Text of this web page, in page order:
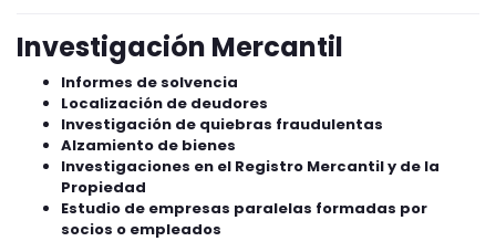
Investigación Mercantil
Informes de solvencia
Localización de deudores
Investigación de quiebras fraudulentas
Alzamiento de bienes
Investigaciones en el Registro Mercantil y de la
Propiedad
Estudio de empresas paralelas formadas por
socios o empleados